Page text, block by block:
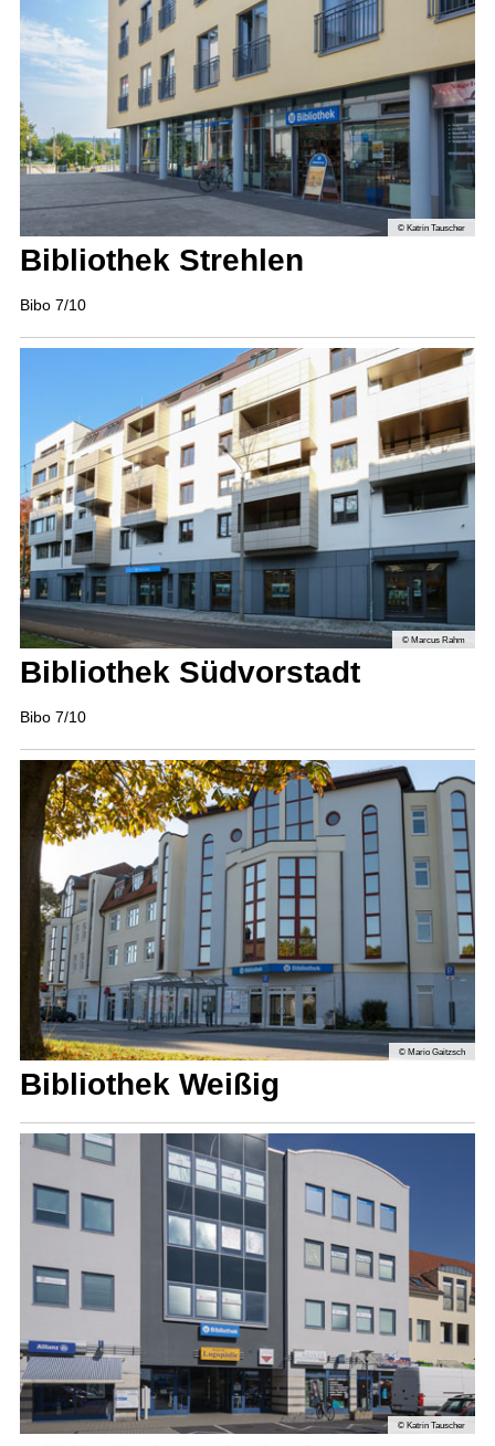
© Katrin Tauscher
Bibliothek Strehlen
Bibo 7/10
© Marcus Rahm
Bibliothek Südvorstadt
Bibo 7/10
© Mario Gaitzsch
Bibliothek Weißig
© Katrin Tauscher